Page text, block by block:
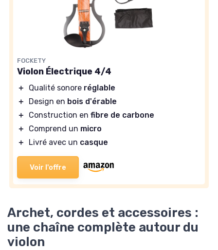
FOCKETY
Violon Électrique 4/4
＋ Qualité sonore réglable
＋
Design en bois d'érable
＋
Construction en fibre de carbone
＋
Comprend un micro
＋
Livré avec un casque
Voir l'offre
Archet, cordes et accessoires :
une chaîne complète autour du
violon